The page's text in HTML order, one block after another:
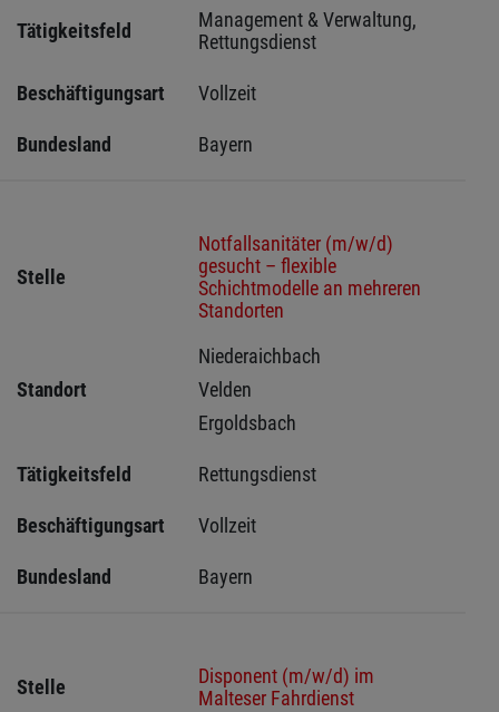
Tätigkeitsfeld
Management & Verwaltung,
Rettungsdienst
Beschäftigungsart Vollzeit
Bundesland Bayern
Stelle
Notfallsanitäter (m/w/d)
gesucht – flexible
Schichtmodelle an mehreren
Standorten
Standort
Niederaichbach
Velden
Ergoldsbach
Tätigkeitsfeld Rettungsdienst
Beschäftigungsart Vollzeit
Bundesland Bayern
Stelle
Disponent (m/w/d) im
Malteser Fahrdienst